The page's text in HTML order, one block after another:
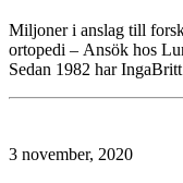
Miljoner i anslag till
ortopedi – Ansök hos
Sedan 1982 har
3 november, 2020